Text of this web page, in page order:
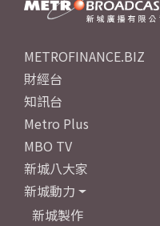
METROFINANCE.BIZ
財經台
知訊台
Metro Plus
MBO TV
新城八大家
新城動力
新城製作